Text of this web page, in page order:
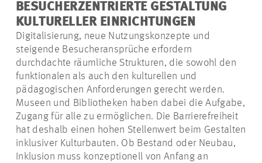
BESUCHERZENTRIERTE GESTALTUNG
KULTURELLER EINRICHTUNGEN
Digitalisierung, neue Nutzungskonzepte und
steigende Besucheransprüche erfordern
durchdachte räumliche Strukturen, die sowohl den
funktionalen als auch den kulturellen und
pädagogischen Anforderungen gerecht werden.
Museen und Bibliotheken haben dabei die Aufgabe,
Zugang für alle zu ermöglichen. Die Barrierefreiheit
hat deshalb einen hohen Stellenwert beim Gestalten
inklusiver Kulturbauten. Ob Bestand oder Neubau,
Inklusion muss konzeptionell von Anfang an